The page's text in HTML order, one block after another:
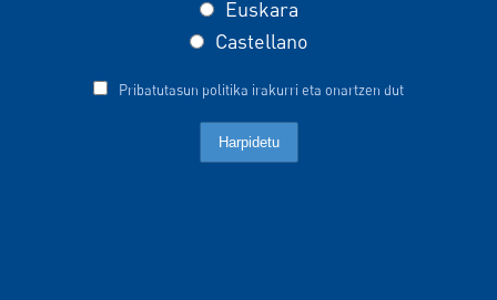
Euskara
Castellano
Pribatutasun politika irakurri eta onartzen dut